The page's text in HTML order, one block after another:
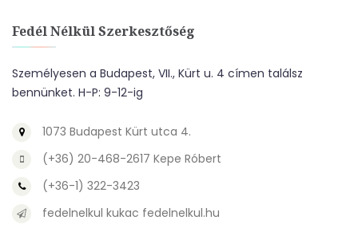
Fedél Nélkül Szerkesztőség
Személyesen a Budapest, VII., Kürt u. 4 címen találsz
bennünket. H-P: 9-12-ig
1073 Budapest Kürt utca 4.
(+36) 20-468-2617 Kepe Róbert
(+36-1) 322-3423
fedelnelkul kukac fedelnelkul.hu